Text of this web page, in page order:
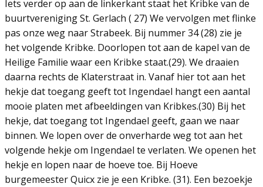
Iets verder op aan de linkerkant staat het Kribke van de
buurtvereniging St. Gerlach ( 27) We vervolgen met flinke
pas onze weg naar Strabeek. Bij nummer 34 (28) zie je
het volgende Kribke. Doorlopen tot aan de kapel van de
Heilige Familie waar een Kribke staat.(29). We draaien
daarna rechts de Klaterstraat in. Vanaf hier tot aan het
hekje dat toegang geeft tot Ingendael hangt een aantal
mooie platen met afbeeldingen van Kribkes.(30) Bij het
hekje, dat toegang tot Ingendael geeft, gaan we naar
binnen. We lopen over de onverharde weg tot aan het
volgende hekje om Ingendael te verlaten. We openen het
hekje en lopen naar de hoeve toe. Bij Hoeve
burgemeester Quicx zie je een Kribke. (31). Een bezoekje